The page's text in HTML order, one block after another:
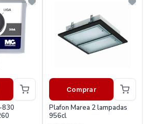
830
Comprar
Plafon Marea 2 lampadas
956cl